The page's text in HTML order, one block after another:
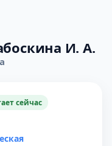
И. А.
сейчас